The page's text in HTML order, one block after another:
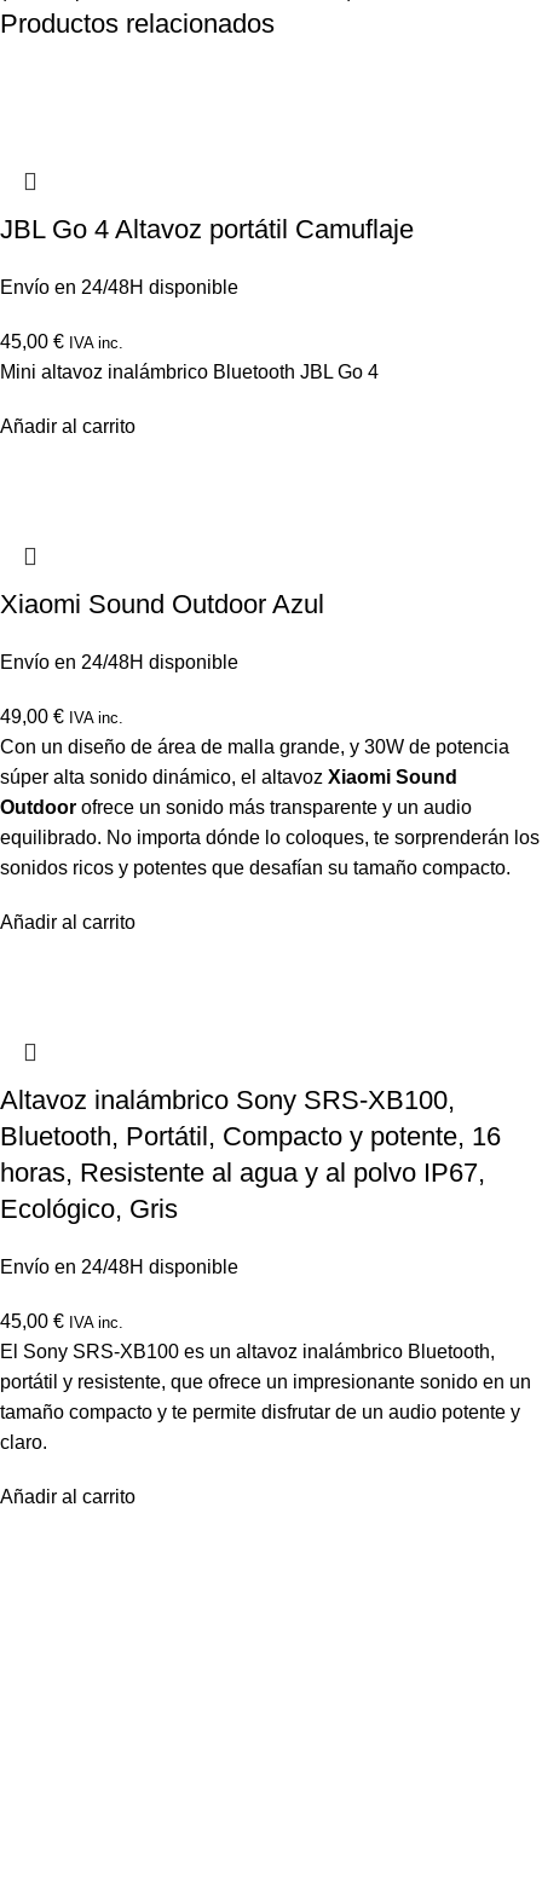
Productos relacionados
JBL Go 4 Altavoz portátil Camuflaje
Envío en 24/48H disponible
45,00 € IVA inc.
Mini altavoz inalámbrico Bluetooth JBL Go 4
Añadir al carrito
Xiaomi Sound Outdoor Azul
Envío en 24/48H disponible
49,00 € IVA inc.
Con un diseño de área de malla grande, y 30W de potencia
súper alta sonido dinámico, el altavoz Xiaomi Sound
Outdoor ofrece un sonido más transparente y un audio
equilibrado. No importa dónde lo coloques, te sorprenderán los
sonidos ricos y potentes que desafían su tamaño compacto.
Añadir al carrito
Altavoz inalámbrico Sony SRS-XB100,
Bluetooth, Portátil, Compacto y potente, 16
horas, Resistente al agua y al polvo IP67,
Ecológico, Gris
Envío en 24/48H disponible
45,00 € IVA inc.
El Sony SRS-XB100 es un altavoz inalámbrico Bluetooth,
portátil y resistente, que ofrece un impresionante sonido en un
tamaño compacto y te permite disfrutar de un audio potente y
claro.
Añadir al carrito